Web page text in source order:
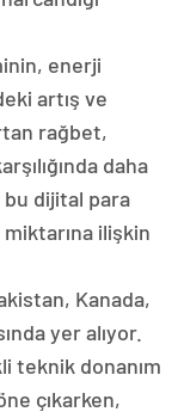
enerji
artış ve
rağbet,
daha
bu dijital para
ilişkin
Kanada,
yer alıyor.
teknik donanım
çıkarken,